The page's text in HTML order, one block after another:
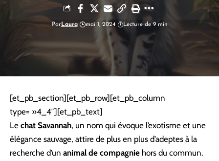
Par Laura mai 1, 2024 Lecture de 9 min
[et_pb_section][et_pb_row][et_pb_column
type= »4_4″][et_pb_text]
Le chat Savannah, un nom qui évoque l’exotisme et une
élégance sauvage, attire de plus en plus d’adeptes à la
recherche d’un animal de compagnie hors du commun.